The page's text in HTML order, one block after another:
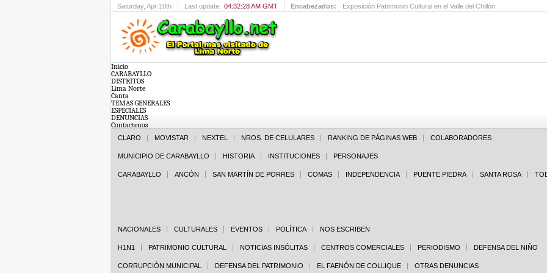
Saturday, Apr 10th Last update: 04:32:28 AM GMT Encabezados: Exposición Patrimonio Cultural en el Valle del Chillón
Inicio
CARABAYLLO
DISTRITOS
Lima Norte
Canta
TEMAS GENERALES
ESPECIALES
DENUNCIAS
Contactenos
CLARO MOVISTAR NEXTEL NROS. DE CELULARES RANKING DE PÁGINAS WEB COLABORADORES
MUNICIPIO DE CARABAYLLO HISTORIA INSTITUCIONES PERSONAJES
CARABAYLLO ANCÓN SAN MARTÍN DE PORRES COMAS INDEPENDENCIA PUENTE PIEDRA SANTA ROSA
NACIONALES CULTURALES EVENTOS POLÌTICA NOS ESCRIBEN
H1N1 PATRIMONIO CULTURAL NOTICIAS INSÓLITAS CENTROS COMERCIALES PERIODISMO DEFENSA DEL NIÑO
CORRUPCIÓN MUNICIPAL DEFENSA DEL PATRIMONIO EL FAENÓN DE COLLIQUE OTRAS DENUNCIAS